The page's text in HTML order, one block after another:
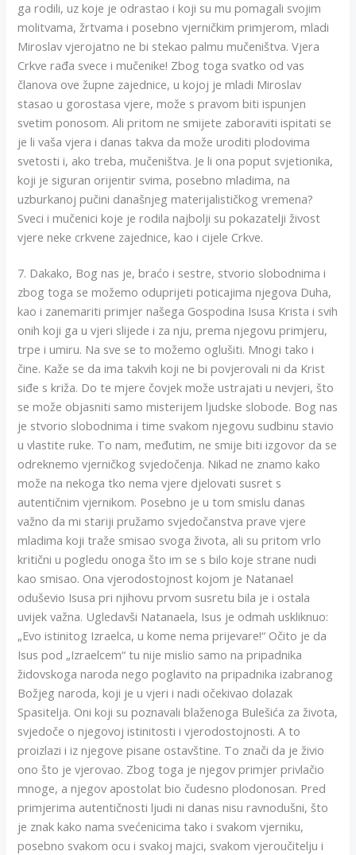
ga rodili, uz koje je odrastao i koji su mu pomagali svojim
molitvama, žrtvama i posebno vjerničkim primjerom, mladi
Miroslav vjerojatno ne bi stekao palmu mučeništva. Vjera
Crkve rađa svece i mučenike! Zbog toga svatko od vas
članova ove župne zajednice, u kojoj je mladi Miroslav
stasao u gorostasa vjere, može s pravom biti ispunjen
svetim ponosom. Ali pritom ne smijete zaboraviti ispitati se
je li vaša vjera i danas takva da može uroditi plodovima
svetosti i, ako treba, mučeništva. Je li ona poput svjetionika,
koji je siguran orijentir svima, posebno mladima, na
uzburkanoj pučini današnjeg materijalističkog vremena?
Sveci i mučenici koje je rodila najbolji su pokazatelji živost
vjere neke crkvene zajednice, kao i cijele Crkve.
7. Dakako, Bog nas je, braćo i sestre, stvorio slobodnima i
zbog toga se možemo oduprijeti poticajima njegova Duha,
kao i zanemariti primjer našega Gospodina Isusa Krista i svih
onih koji ga u vjeri slijede i za nju, prema njegovu primjeru,
trpe i umiru. Na sve se to možemo oglušiti. Mnogi tako i
čine. Kaže se da ima takvih koji ne bi povjerovali ni da Krist
siđe s križa. Do te mjere čovjek može ustrajati u nevjeri, što
se može objasniti samo misterijem ljudske slobode. Bog nas
je stvorio slobodnima i time svakom njegovu sudbinu stavio
u vlastite ruke. To nam, međutim, ne smije biti izgovor da se
odreknemo vjerničkog svjedočenja. Nikad ne znamo kako
može na nekoga tko nema vjere djelovati susret s
autentičnim vjernikom. Posebno je u tom smislu danas
važno da mi stariji pružamo svjedočanstva prave vjere
mladima koji traže smisao svoga života, ali su pritom vrlo
kritični u pogledu onoga što im se s bilo koje strane nudi
kao smisao. Ona vjerodostojnost kojom je Natanael
oduševio Isusa pri njihovu prvom susretu bila je i ostala
uvijek važna. Ugledavši Natanaela, Isus je odmah uskliknuo:
„Evo istinitog Izraelca, u kome nema prijevare!“ Očito je da
Isus pod „Izraelcem“ tu nije mislio samo na pripadnika
židovskoga naroda nego poglavito na pripadnika izabranog
Božjeg naroda, koji je u vjeri i nadi očekivao dolazak
Spasitelja. Oni koji su poznavali blaženoga Bulešića za života,
svjedoče o njegovoj istinitosti i vjerodostojnosti. A to
proizlazi i iz njegove pisane ostavštine. To znači da je živio
ono što je vjerovao. Zbog toga je njegov primjer privlačio
mnoge, a njegov apostolat bio čudesno plodonosan. Pred
primjerima autentičnosti ljudi ni danas nisu ravnodušni, što
je znak kako nama svećenicima tako i svakom vjerniku,
posebno svakom ocu i svakoj majci, svakom vjeroučitelju i